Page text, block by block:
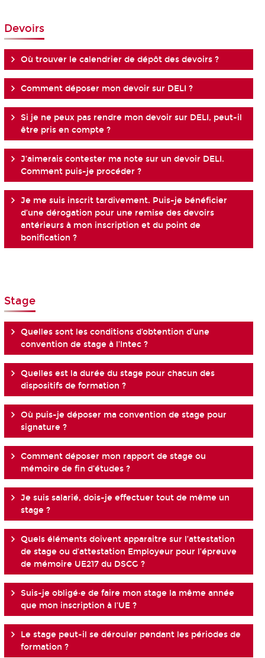
Devoirs
Où trouver le calendrier de dépôt des devoirs ?
Comment déposer mon devoir sur DELI ?
Si je ne peux pas rendre mon devoir sur DELI, peut-il
être pris en compte ?
J’aimerais contester ma note sur un devoir DELI.
Comment puis-je procéder ?
Je me suis inscrit tardivement. Puis-je bénéficier
d’une dérogation pour une remise des devoirs
antérieurs à mon inscription et du point de
bonification ?
Stage
Quelles sont les conditions d’obtention d’une
convention de stage à l’Intec ?
Quelles est la durée du stage pour chacun des
dispositifs de formation ?
Où puis-je déposer ma convention de stage pour
signature ?
Comment déposer mon rapport de stage ou
mémoire de fin d’études ?
Je suis salarié, dois-je effectuer tout de même un
stage ?
Quels éléments doivent apparaitre sur l’attestation
de stage ou d’attestation Employeur pour l’épreuve
de mémoire UE217 du DSCG ?
Suis-je obligé·e de faire mon stage la même année
que mon inscription à l’UE ?
Le stage peut-il se dérouler pendant les périodes de
formation ?